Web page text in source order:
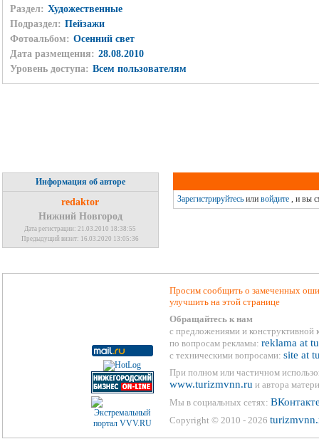
Раздел: Художественные
Подраздел: Пейзажи
Фотоальбом: Осенний свет
Дата размещения: 28.08.2010
Уровень доступа: Всем пользователям
Информация об авторе
redaktor
Нижний Новгород
Дата регистрации: 21.03.2010 18:38:55
Предыдущий визит: 16.03.2020 13:05:36
Зарегистрируйтесьили войдите, и вы
Просим сообщить о замеченных
улучшить на этой странице
Обращайтесь к нам
с предложениями и конструктивной
по вопросам рекламы: reklama at
с техническими вопросами: site at
При полном или частичном
www.turizmvnn.ru и автора
Мы в социальных сетях:
Copyright © 2010 - 2026